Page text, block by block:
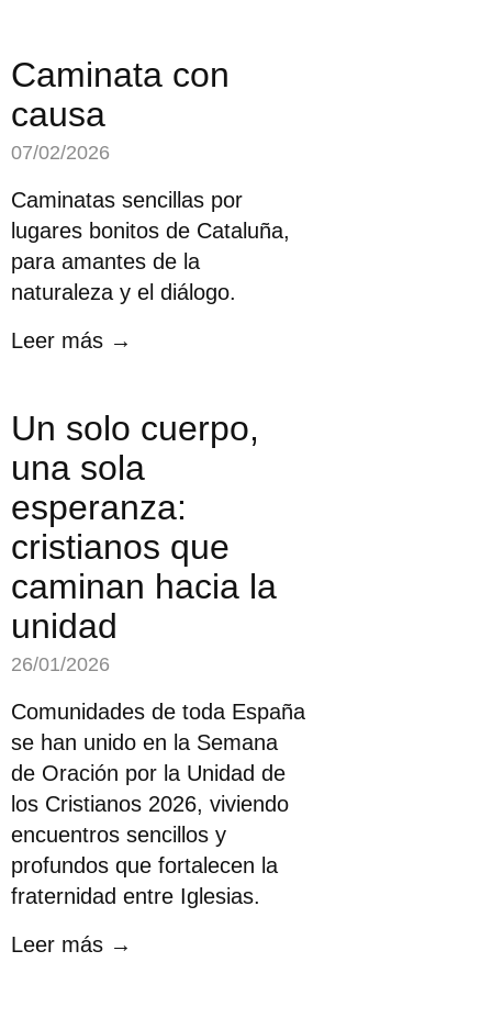
Caminata con
causa
07/02/2026
Caminatas sencillas por
lugares bonitos de Cataluña,
para amantes de la
naturaleza y el diálogo.
Leer más →
Un solo cuerpo,
una sola
esperanza:
cristianos que
caminan hacia la
unidad
26/01/2026
Comunidades de toda España
se han unido en la Semana
de Oración por la Unidad de
los Cristianos 2026, viviendo
encuentros sencillos y
profundos que fortalecen la
fraternidad entre Iglesias.
Leer más →